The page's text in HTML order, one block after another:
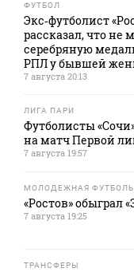
ФУТБОЛ
Экс‑футболист
рассказал, что не
серебряную
РПЛ у бывшей
7 августа 20:13
ЛИГА ПАРИ
Футболисты
на матч Первой
7 августа 19:57
МОЛОДЕЖНАЯ
«Ростов» обыграл
7 августа 19:25
ТРАНСФЕРЫ